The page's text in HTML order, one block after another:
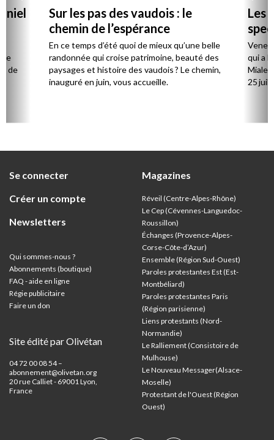
de
Sur les pas des vaudois : le
chemin de l’espérance
En ce temps d’été quoi de mieux qu’une belle
randonnée qui croise patrimoine, beauté des
paysages et histoire des vaudois ? Le chemin,
inauguré en juin, vous accueille.
Les
qui a
25
Se connecter
Créer un compte
Newsletters
Qui sommes-nous ?
Abonnements (boutique)
FAQ - aide en ligne
Régie publicitaire
Faire un don
Site édité par Olivétan
04 72 00 08 54 –
abonnement@olivetan.org
20 rue Calliet - 69001 Lyon,
France
Magazines
Réveil (Centre-Alpes-Rhône)
Le Cep (Cévennes-Languedoc-
Roussillon)
Échanges (Provence-Alpes-
Corse-Côte-d’Azur)
Ensemble (Région Sud-Ouest)
Paroles protestantes Est (Est-
Montbéliard)
Paroles protestantes Paris
(Région parisienne)
Liens protestants (Nord-
Normandie)
Le Ralliement (Consistoire de
Mulhouse)
Le Nouveau Messager(Alsace-
Moselle)
Protestant de l'Ouest (Région
Ouest)